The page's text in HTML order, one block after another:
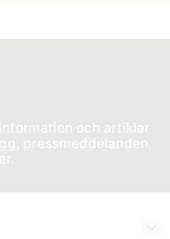
och artiklar
pressmeddelanden,